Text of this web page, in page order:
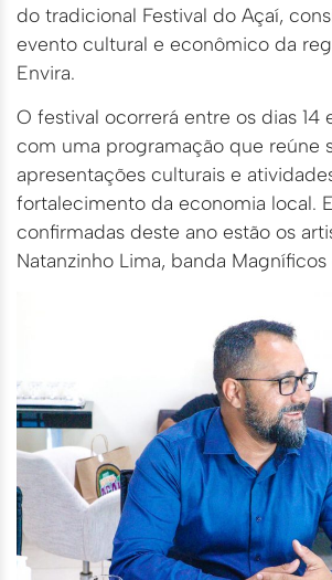
do tradicional Festival do Açaí,
evento cultural e econômico da
Envira.
O festival ocorrerá entre os dias 14
com uma programação que reúne
apresentações culturais e
fortalecimento da economia local.
confirmadas deste ano estão os
Natanzinho Lima, banda